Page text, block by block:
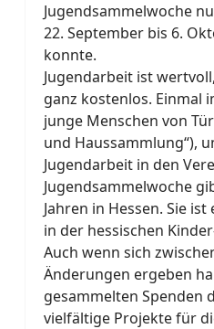
Jugendsammelwoche
22. September bis 6.
konnte.
Jugendarbeit ist
ganz kostenlos. Einmal
junge Menschen von
und Haussammlung“),
Jugendarbeit in den
Jugendsammelwoche
Jahren in Hessen. Sie
in der hessischen
Auch wenn sich
Änderungen ergeben
gesammelten Spenden
vielfältige Projekte für